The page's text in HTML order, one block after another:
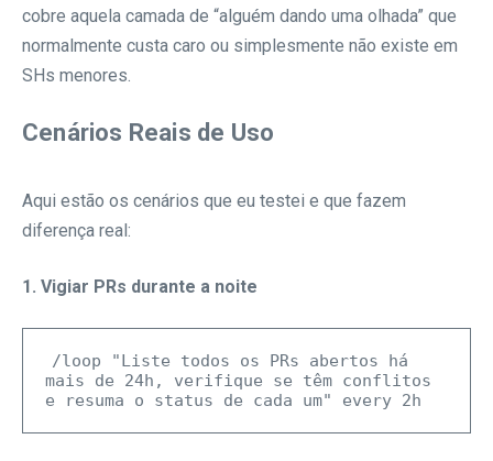
cobre aquela camada de “alguém dando uma olhada” que
normalmente custa caro ou simplesmente não existe em
SHs menores.
Cenários Reais de Uso
Aqui estão os cenários que eu testei e que fazem
diferença real:
1. Vigiar PRs durante a noite
/loop "Liste todos os PRs abertos há
mais de 24h, verifique se têm conflitos